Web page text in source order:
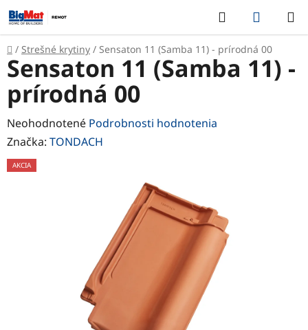
Prejsť
na
obsah
Hľadať
KOŠÍK
Domov
/ Strešné krytiny / Sensaton 11 (Samba 11) - prírodná 00
Sensaton 11 (Samba 11) -
prírodná 00
Priemerné
hodnotenie
produktu
Neohodnotené Podrobnosti hodnotenia
Značka: TONDACH
AKCIA